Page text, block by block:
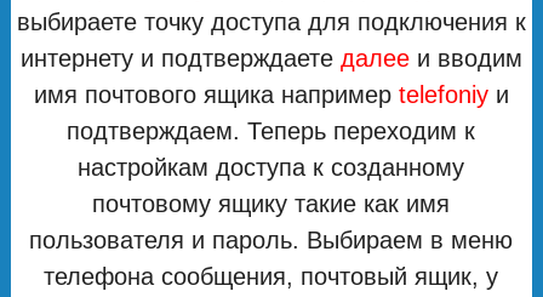
выбираете точку доступа для подключения к
интернету и подтверждаете далееи вводим
имя почтового ящика например telefoniyи
подтверждаем. Теперь переходим к
настройкам доступа к созданному
почтовому ящику такие как имя
пользователя и пароль. Выбираем в меню
телефона сообщения, почтовый ящик, у